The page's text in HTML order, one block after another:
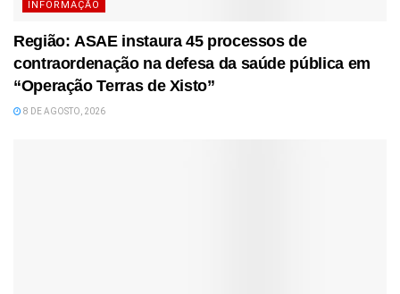
INFORMAÇÃO
Região: ASAE instaura 45 processos de
contraordenação na defesa da saúde pública em
“Operação Terras de Xisto”
8 DE AGOSTO, 2026